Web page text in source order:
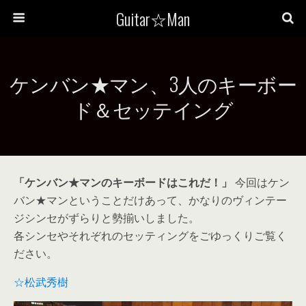
Guitar☆Man
ケンバン★マン、3人のキーボー
ド＆セッテイング
「ケンバン★マンのキーボードはこれだ！」 今回はケン
バン★マンということだけあって、かなりのヴィンテー
ジシンセがずらりと勢揃いしました。
各シンセやそれぞれのセッティングをごゆっくりご覧く
ださい。
☆松武秀樹